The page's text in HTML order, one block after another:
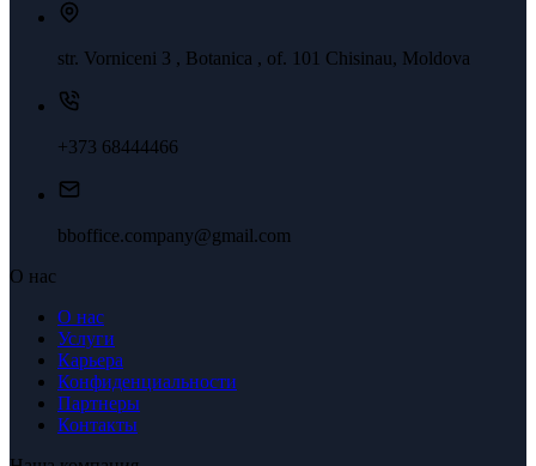
str. Vorniceni 3 , Botanica , of. 101 Chisinau, Moldova
+373 68444466
bboffice.company@gmail.com
О нас
О нас
Услуги
Карьера
Конфиденциальности
Партнеры
Контакты